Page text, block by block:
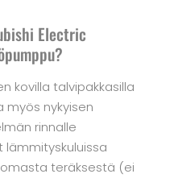
Electric
kovilla talvipakkasilla
nykyisen
rinnalle
teräksestä (ei